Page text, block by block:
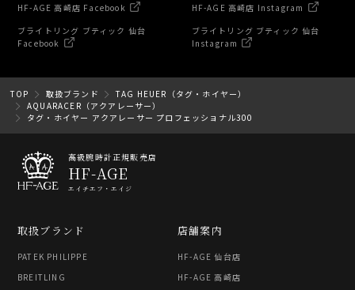
HF-AGE 高崎店 Facebook
ブライトリング ブティック 仙台
Facebook
HF-AGE 高崎店 Instagram
ブライトリング ブティック 仙台
Instagram
TOP 取扱ブランド
TAG HEUER（タグ・ホイヤー）
AQUARACER（アクアレーサー）
タグ・ホイヤー アクアレーサー プロフェッショナル300
高級腕時計正規販売店
HF-AGE
エイチエフ・エイジ
取扱ブランド
PATEK PHILIPPE
BREITLING
店舗案内
HF-AGE 仙台店
HF-AGE 高崎店